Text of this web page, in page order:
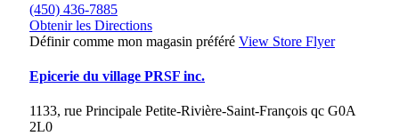
(450) 436-7885
Obtenir les Directions
Définir comme mon magasin préféré View Store Flyer
Epicerie du village PRSF inc.
1133, rue Principale Petite-Rivière-Saint-François qc G0A
2L0